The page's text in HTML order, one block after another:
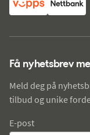
Få nyhetsbrev
Meld deg på
tilbud og unike
E-post